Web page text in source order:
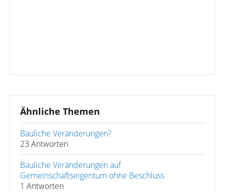
Ähnliche Themen
Bauliche Veränderungen?
23 Antworten
Bauliche Veränderungen auf
Gemeinschaftseigentum ohne Beschluss
1 Antworten